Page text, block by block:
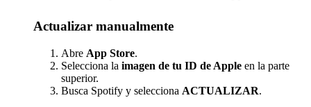
Actualizar manualmente
Abre App Store.
Selecciona la imagen de tu ID de Apple en la parte
superior.
Busca Spotify y selecciona ACTUALIZAR.